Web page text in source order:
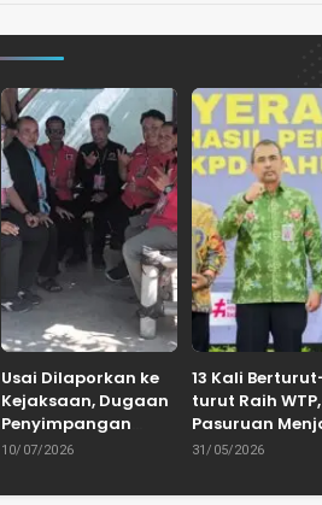
Usai Dilaporkan ke
Kejaksaan, Dugaan
Penyimpangan
Banpol PDIP
Dinyatakan Tuntas
10/07/2026
13 Kali
turut Raih WTP,
Pasuruan
Tradisi
Tengah
31/05/2026